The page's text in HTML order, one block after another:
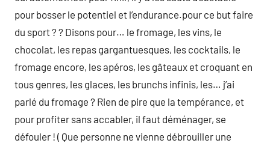
pour bosser le potentiel et l’endurance.pour ce but faire
du sport ? ? Disons pour… le fromage, les vins, le
chocolat, les repas gargantuesques, les cocktails, le
fromage encore, les apéros, les gâteaux et croquant en
tous genres, les glaces, les brunchs infinis, les… j’ai
parlé du fromage ? Rien de pire que la tempérance, et
pour profiter sans accabler, il faut déménager, se
défouler ! ( Que personne ne vienne débrouiller une